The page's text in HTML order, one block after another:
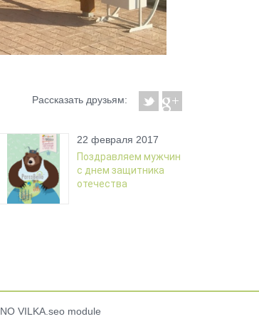
Рассказать друзьям:
22 февраля 2017
Поздравляем мужчин
с днем защитника
отечества
NO VILKA.seo module